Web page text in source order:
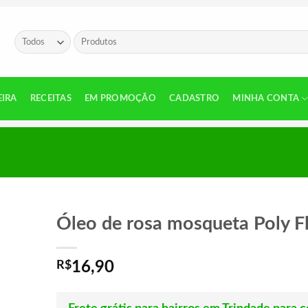
Pesquisar
por:
RECEITAS EM PROMOÇÃO CADASTRO MINHA CONTA
Óleo de rosa mosqueta Poly
R$16,90